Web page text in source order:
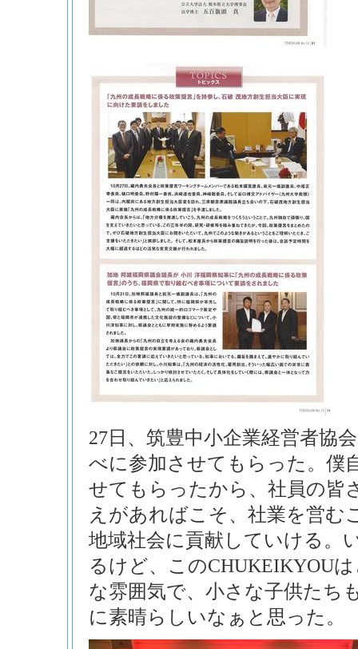
27日、筑豊中小企業経営者協
べに参加させてもらった。僕
せてもらったから、社員の皆
えがあればこそ、社業を営む
地域社会に貢献していける。
るけど、このCHUKEIKYOU
な雰囲気で、小さな子供たち
に素晴らしいなぁと思った。